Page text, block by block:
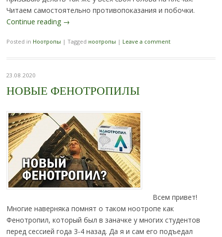
Читаем самостоятельно противопоказания и побочки.
Continue reading →
Posted in Ноотропы | Tagged ноотропы | Leave a comment
23.08.2020
НОВЫЕ ФЕНОТРОПИЛЫ
Всем привет!
Многие наверняка помнят о таком ноотропе как
Фенотропил, который был в заначке у многих студентов
перед сессией года 3-4 назад. Да я и сам его подъедал